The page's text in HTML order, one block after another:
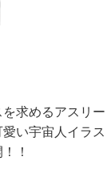
求めるアスリ
い宇宙人イラ
！